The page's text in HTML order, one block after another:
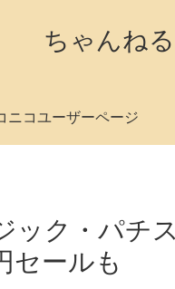
ちゃんね
ニコユーザーページ
ック・パチ
セールも